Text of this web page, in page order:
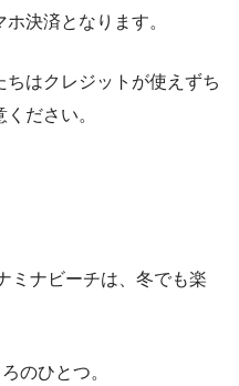
決済となります。
はクレジットが使えずち
ださい。
ミナビーチは、冬でも楽
のひとつ。